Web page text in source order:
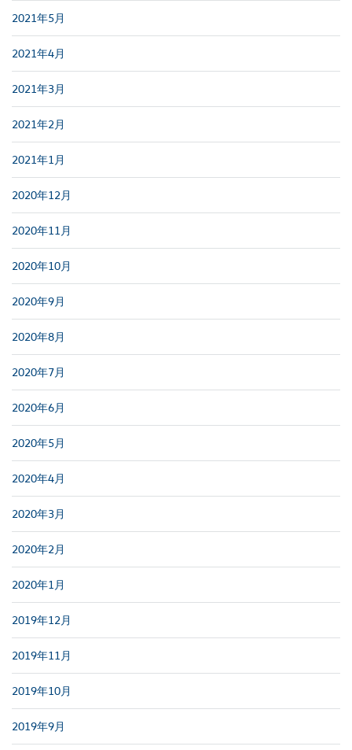
2021年5月
2021年4月
2021年3月
2021年2月
2021年1月
2020年12月
2020年11月
2020年10月
2020年9月
2020年8月
2020年7月
2020年6月
2020年5月
2020年4月
2020年3月
2020年2月
2020年1月
2019年12月
2019年11月
2019年10月
2019年9月